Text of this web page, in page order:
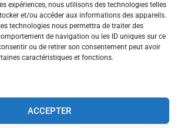
expériences, nous utilisons des technologies telles
et/ou accéder aux informations des appareils.
technologies nous permettra de traiter des
de navigation ou les ID uniques sur ce
ou de retirer son consentement peut avoir
caractéristiques et fonctions.
ACCEPTER
limitée